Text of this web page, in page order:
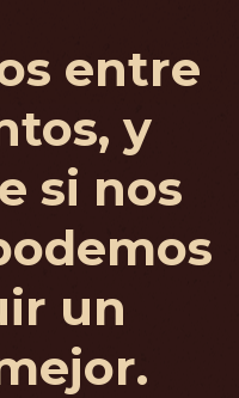
entre
y
si nos
un